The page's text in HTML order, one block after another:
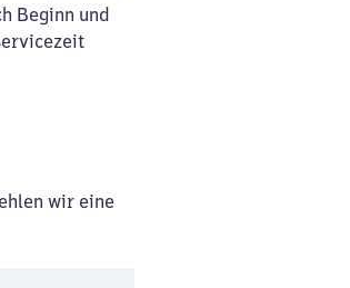
Beginn und
wir eine